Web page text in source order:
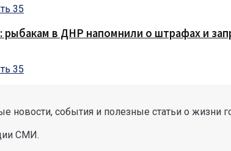
35
рыбакам в ДНР напомнили о штрафах и
35
новости, события и полезные статьи о жизни
СМИ.